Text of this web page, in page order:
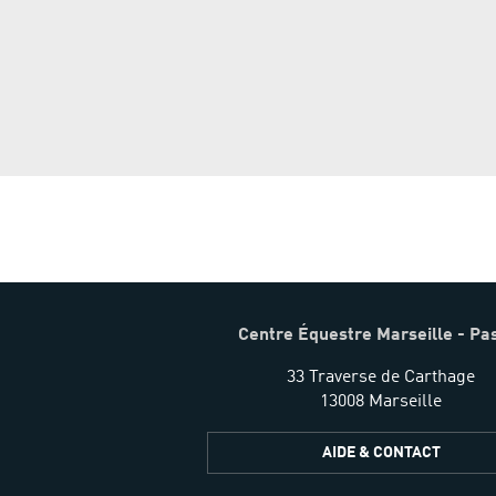
Centre Équestre Marseille -
33 Traverse de Carthage
13008 Marseille
AIDE & CONTACT